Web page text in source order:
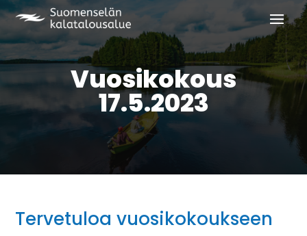
Vuosikokous
17.5.2023
Tervetuloa vuosikokoukseen